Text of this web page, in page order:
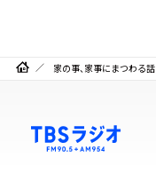
家の事、家事にまつわる話